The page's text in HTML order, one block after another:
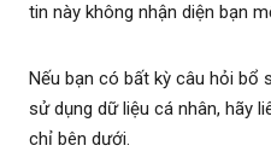
tin này không nhận diện bạn
Nếu bạn có bất kỳ câu hỏi bổ
sử dụng dữ liệu cá nhân, hãy
chỉ bên dưới.